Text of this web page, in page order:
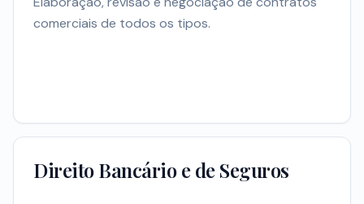
comerciais de todos os tipos.
Direito Bancário e de Seguros